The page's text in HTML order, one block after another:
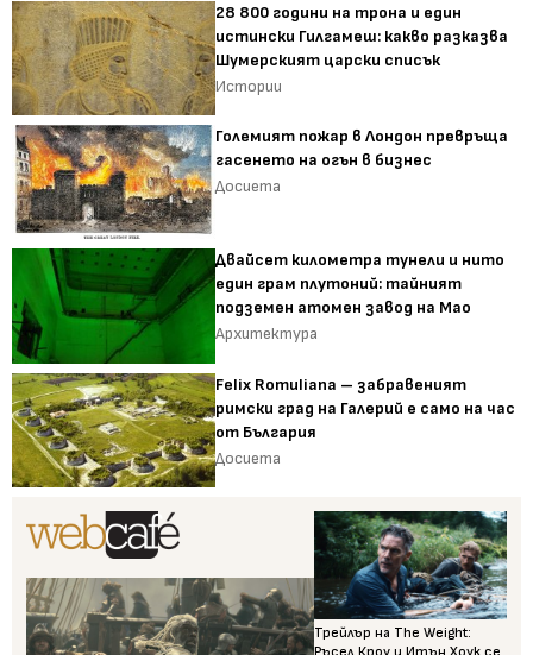
28 800 години на трона и един
истински Гилгамеш: какво разказва
Шумерският царски списък
Истории
Големият пожар в Лондон превръща
гасенето на огън в бизнес
Досиета
Двайсет километра тунели и нито
един грам плутоний: тайният
подземен атомен завод на Мао
Архитектура
Felix Romuliana – забравеният
римски град на Галерий е само на час
от България
Досиета
Трейлър на The Weight: